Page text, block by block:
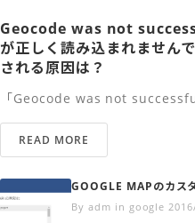
Geocode was not
が正しく読み込まれません
される原因は？
「Geocode was not
READ MORE
GOOGLE MAPのカス
By adm in google